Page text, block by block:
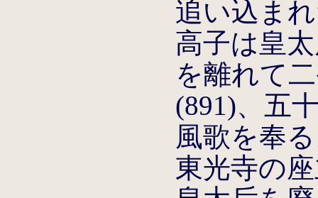
追い込ま
高子は皇
を離れて
(891)、五
風歌を奉
東光寺の